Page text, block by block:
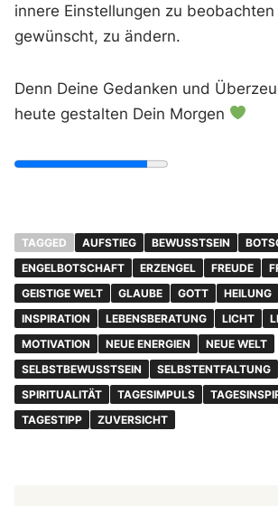
innere Einstellungen zu
gewünscht, zu ändern.
Denn Deine Gedanken und
heute gestalten Dein Morgen
TAGGED AUFSTIEG BEWUSSTSEIN
ENGELBOTSCHAFT
ERZENGEL FREUDE
GEISTIGE WELT
GLAUBE GOTT HEILUNG
INSPIRATION
LEBENSBERATUNG LICHT
MOTIVATION
NEUE ENERGIEN
NEUE WELT
SELBSTBEWUSSTSEIN
SELBSTENTFALTUNG
SPIRITUALITÄT
TAGESIMPULS
TAGESTIPP
ZUVERSICHT